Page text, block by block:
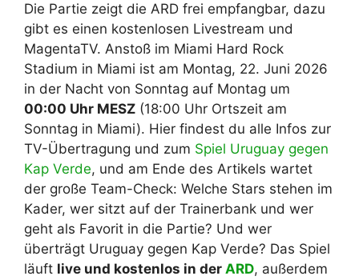
Die Partie zeigt die ARD frei empfangbar, dazu
gibt es einen kostenlosen Livestream und
MagentaTV. Anstoß im Miami Hard Rock
Stadium in Miami ist am Montag, 22. Juni 2026
in der Nacht von Sonntag auf Montag um
00:00 Uhr MESZ (18:00 Uhr Ortszeit am
Sonntag in Miami). Hier findest du alle Infos zur
TV-Übertragung und zum Spiel Uruguay gegen
Kap Verde, und am Ende des Artikels wartet
der große Team-Check: Welche Stars stehen im
Kader, wer sitzt auf der Trainerbank und wer
geht als Favorit in die Partie? Und wer
überträgt Uruguay gegen Kap Verde? Das Spiel
läuft live und kostenlos in der ARD, außerdem